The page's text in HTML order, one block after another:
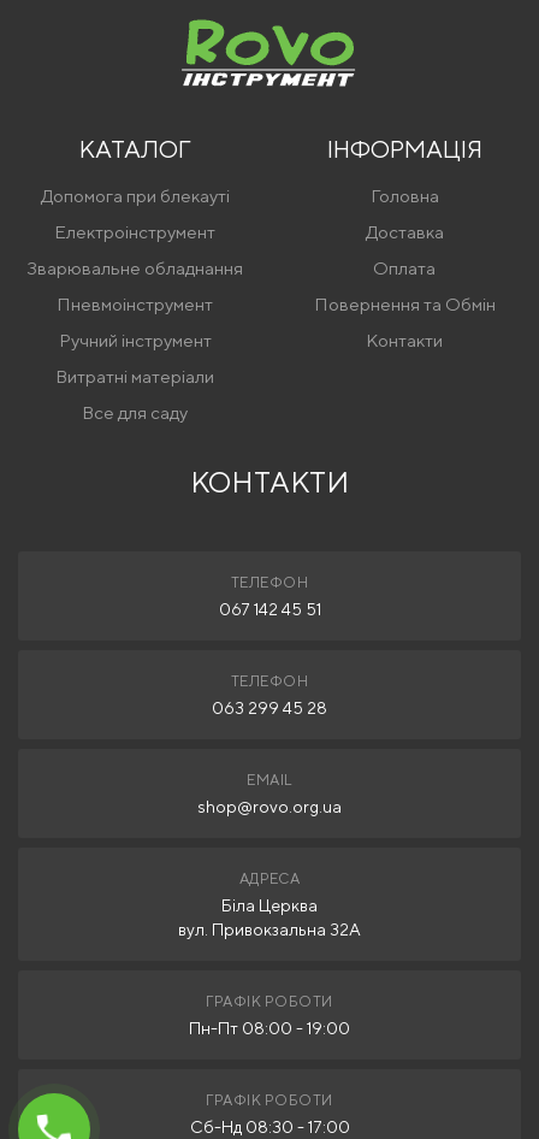
КАТАЛОГ
Допомога при блекауті
Електроінструмент
Зварювальне обладнання
Пневмоінструмент
Ручний інструмент
Витратні матеріали
Все для саду
ІНФОРМАЦІЯ
Головна
Доставка
Оплата
Повернення та Обмін
Контакти
КОНТАКТИ
ТЕЛЕФОН
067 142 45 51
ТЕЛЕФОН
063 299 45 28
EMAIL
shop@rovo.org.ua
АДРЕСА
Біла Церква
вул. Привокзальна 32А
ГРАФІК РОБОТИ
Пн-Пт 08:00 - 19:00
ГРАФІК РОБОТИ
Сб-Нд 08:30 - 17:00